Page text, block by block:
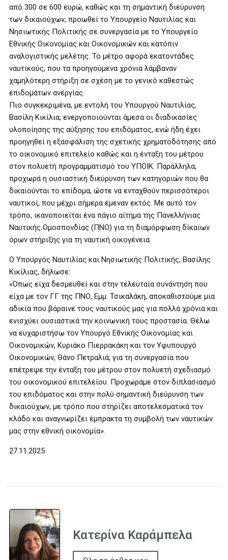
από 300 σε 600 ευρώ, καθώς και τη σημαντική διεύρυνση
των δικαιούχων, προωθεί το Υπουργείο Ναυτιλίας και
Νησιωτικής Πολιτικής σε συνεργασία με το Υπουργείο
Εθνικής Οικονομίας και Οικονομικών και κατόπιν
αναλογιστικής μελέτης. Το μέτρο αφορά εκατοντάδες
ναυτικούς, που τα προηγούμενα χρόνια λάμβαναν
χαμηλότερη στήριξη σε σχέση με το γενικό καθεστώς
επιδομάτων ανεργίας.
Πιο συγκεκριμένα, με εντολή του Υπουργού Ναυτιλίας,
Βασίλη Κικίλια, ενεργοποιούνται άμεσα οι διαδικασίες
υλοποίησης της αύξησης του επιδόματος, ενώ ήδη έχει
προηγηθεί η εξασφάλιση της σχετικής χρηματοδότησης από
το οικονομικό επιτελείο καθώς και η ένταξη του μέτρου
στον πολυετή προγραμματισμό του ΥΠΟΙΚ. Παράλληλα,
προχωρά η ουσιαστική διεύρυνση των κατηγοριών που θα
δικαιούνται το επίδομα, ώστε να ενταχθούν περισσότεροι
ναυτικοί, που μέχρι σήμερα έμεναν εκτός. Με αυτό τον
τρόπο, ικανοποιείται ένα πάγιο αίτημα της Πανελλήνιας
Ναυτικής Ομοσπονδίας (ΠΝΟ) για τη διαμόρφωση δίκαιων
όρων στήριξης για τη ναυτική οικογένεια.
Ο Υπουργός Ναυτιλίας και Νησιωτικής Πολιτικής, Βασίλης
Κικίλιας, δήλωσε:
«Όπως είχα δεσμευθεί και στην τελευταία συνάντηση που
είχα με τον ΓΓ της ΠΝΟ, Εμμ. Τσικαλάκη, αποκαθιστούμε μια
αδικία που βάραινε τους ναυτικούς μας για πολλά χρόνια και
ενισχύει ουσιαστικά την κοινωνική τους προστασία. Θέλω
να ευχαριστήσω τον Υπουργό Εθνικής Οικονομίας και
Οικονομικών, Κυριάκο Πιερρακάκη και τον Υφυπουργό
Οικονομικών, Θάνο Πετραλιά, για τη συνεργασία που
επέτρεψε την ένταξη του μέτρου στον πολυετή σχεδιασμό
του οικονομικού επιτελείου. Προχωράμε στον διπλασιασμό
του επιδόματος και στην πολύ σημαντική διεύρυνση των
δικαιούχων, με τρόπο που στηρίζει αποτελεσματικά τον
κλάδο και αναγνωρίζει έμπρακτα τη συμβολή των ναυτικών
μας στην εθνική οικονομία».
27.11.2025
Κατερίνα Καράμπελα